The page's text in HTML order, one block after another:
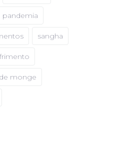
pandemia
sangha
monge